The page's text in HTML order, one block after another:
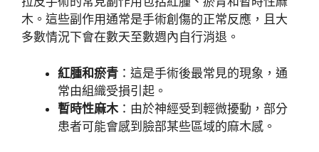
木。這些副作用通常是手術創傷的正常反應，且大
多數情況下會在數天至數週內自行消退。
紅腫和瘀青 ：這是手術後最常見的現象，通
常由組織受損引起。
暫時性麻木：由於神經受到輕微擾動，部分
患者可能會感到臉部某些區域的麻木感。